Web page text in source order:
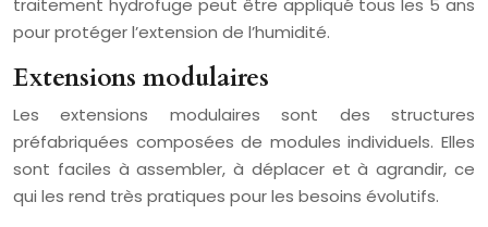
traitement hydrofuge peut être appliqué tous les 5 ans
pour protéger l’extension de l’humidité.
Extensions modulaires
Les extensions modulaires sont des structures
préfabriquées composées de modules individuels. Elles
sont faciles à assembler, à déplacer et à agrandir, ce
qui les rend très pratiques pour les besoins évolutifs.